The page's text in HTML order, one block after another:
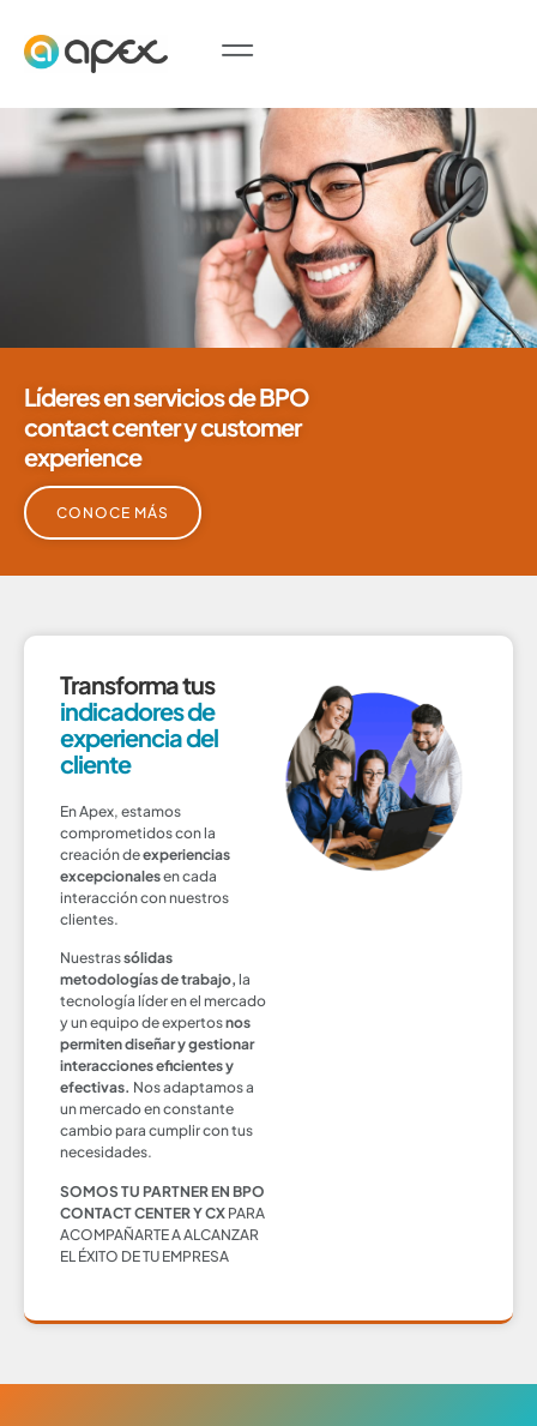
Líderes en servicios de BPO
contact center y customer
experience
CONOCE MÁS
Transforma tus
indicadores de
experiencia del
cliente
En Apex, estamos
comprometidos con la
creación deexperiencias
excepcionalesen cada
interacción con nuestros
clientes.
Nuestrassólidas
metodologías de trabajo, la
tecnología líder en el mercado
y un equipo de expertosnos
permiten diseñar y gestionar
interacciones eficientes y
efectivas. Nos adaptamos a
un mercado en constante
cambio para cumplir con tus
necesidades.
SOMOS TU PARTNER EN BPO
CONTACT CENTER Y CX PARA
ACOMPAÑARTE A ALCANZAR
EL ÉXITO DE TU EMPRESA